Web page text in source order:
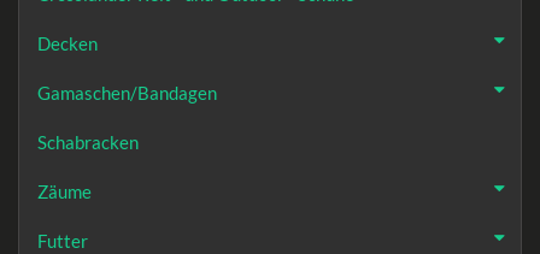
Decken
Gamaschen/Bandagen
Schabracken
Zäume
Futter